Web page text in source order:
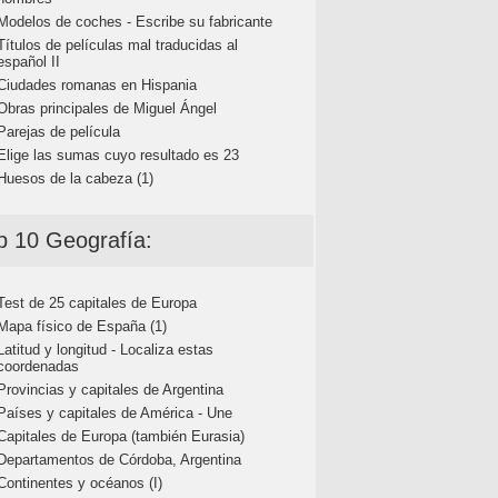
de coches - Escribe su fabricante
de películas mal traducidas al
II
romanas en Hispania
principales de Miguel Ángel
de película
las sumas cuyo resultado es 23
de la cabeza (1)
10 Geografía:
de 25 capitales de Europa
físico de España (1)
y longitud - Localiza estas
y capitales de Argentina
y capitales de América - Une
de Europa (también Eurasia)
de Córdoba, Argentina
y océanos (I)